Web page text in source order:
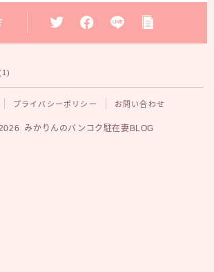
プライバシーポリシー お問い合わせ
みかりんのバンコク駐在妻BLOG